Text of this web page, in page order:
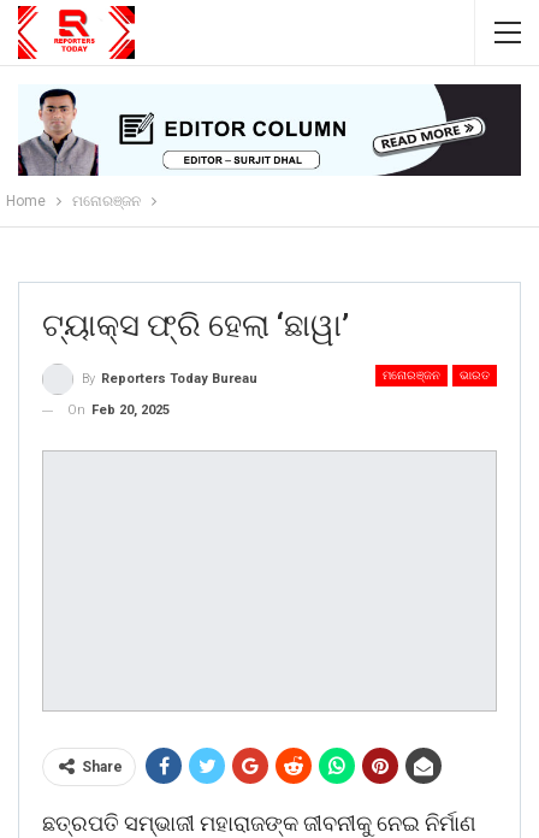
Home ମନୋରଞ୍ଜନ
ଟ୍ୟାକ୍ସ ଫ୍ରି ହେଲା ‘ଛାୱା’
ମନୋରଞ୍ଜନ ଭାରତ
By Reporters Today Bureau
On
Feb 20, 2025
Share
ଛତ୍ରପତି ସମ୍ଭାଜୀ ମହାରାଜଙ୍କ ଜୀବନୀକୁ ନେଇ ନିର୍ମାଣ